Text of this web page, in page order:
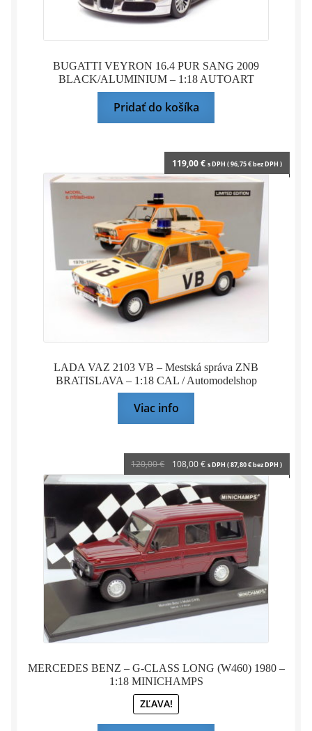
BUGATTI VEYRON 16.4 PUR SANG 2009
BLACK/ALUMINIUM – 1:18 AUTOART
Pridať do košíka
LADA VAZ 2103 VB – Mestská správa ZNB
BRATISLAVA – 1:18 CAL / Automodelshop
119,00€ s DPH (96,75€bez DPH )
Viac info
MERCEDES BENZ – G-CLASS LONG (W460) 1980 –
1:18 MINICHAMPS
ZĽAVA!
120,00€
Pôvodná
cena
bola:
120,00 €.
108,00€Aktuálna
cena
je:
108,00 €.
s DPH (87,80€bez DPH )